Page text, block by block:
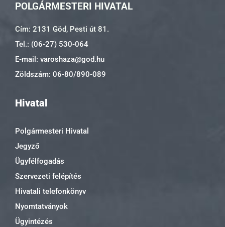
POLGÁRMESTERI HIVATAL
Cím: 2131 Göd, Pesti út 81.
Tel.: (06-27) 530-064
E-mail: varoshaza@god.hu
Zöldszám: 06-80/890-089
Hivatal
Polgármesteri Hivatal
Jegyző
Ügyfélfogadás
Szervezeti felépítés
Hivatali telefonkönyv
Nyomtatványok
Ügyintézés